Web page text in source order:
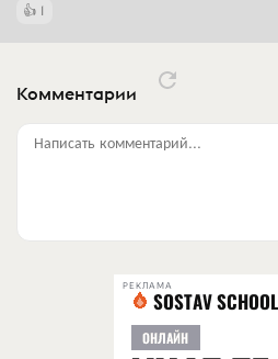
1
Комментарии
Написать комментарий...
РЕКЛАМА